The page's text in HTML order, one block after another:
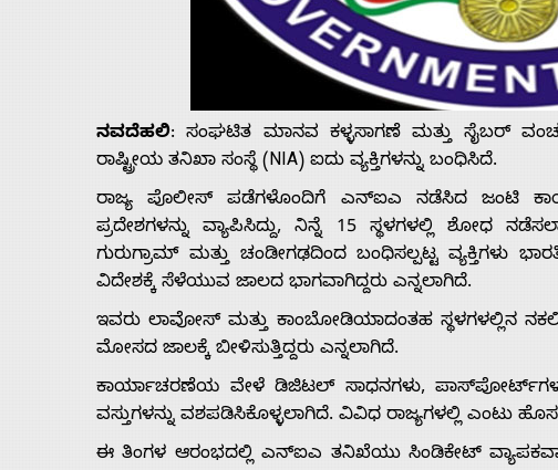
Advertise
Contact
ನವದೆಹಲಿ: ಸಂಘಟಿತ ಮಾನವ ಕಳ್ಳಸಾಗಣೆ ಮತ್ತು ಸೈಬರ್
ರಾಷ್ಟ್ರೀಯ ತನಿಖಾ ಸಂಸ್ಥೆ (NIA) ಐದು ವ್ಯಕ್ತಿಗಳನ್ನು ಬಂಧಿಸಿದೆ.
ರಾಜ್ಯ ಪೊಲೀಸ್ ಪಡೆಗಳೊಂದಿಗೆ ಎನ್‌ಐಎ ನಡೆಸಿದ ಜಂಟಿ
ಪ್ರದೇಶಗಳನ್ನು ವ್ಯಾಪಿಸಿದ್ದು, ನಿನ್ನೆ 15 ಸ್ಥಳಗಳಲ್ಲಿ ಶೋಧ
ಗುರುಗ್ರಾಮ್ ಮತ್ತು ಚಂಡೀಗಢದಿಂದ ಬಂಧಿಸಲ್ಪಟ್ಟ ವ್ಯಕ್ತಿಗಳು
ವಿದೇಶಕ್ಕೆ ಸೆಳೆಯುವ ಜಾಲದ ಭಾಗವಾಗಿದ್ದರು ಎನ್ನಲಾಗಿದೆ.
ಇವರು ಲಾವೋಸ್ ಮತ್ತು ಕಾಂಬೋಡಿಯಾದಂತಹ ಸ್ಥಳಗಳಲ್ಲಿನ
ಮೋಸದ ಜಾಲಕ್ಕೆ ಬೀಳಿಸುತ್ತಿದ್ದರು ಎನ್ನಲಾಗಿದೆ.
ಕಾರ್ಯಾಚರಣೆಯ ವೇಳೆ ಡಿಜಿಟಲ್ ಸಾಧನಗಳು,
ವಸ್ತುಗಳನ್ನು ವಶಪಡಿಸಿಕೊಳ್ಳಲಾಗಿದೆ. ವಿವಿಧ ರಾಜ್ಯಗಳಲ್ಲಿ ಎಂಟು
ಈ ತಿಂಗಳ ಆರಂಭದಲ್ಲಿ ಎನ್‌ಐಎ ತನಿಖೆಯು ಸಿಂಡಿಕೇಟ್ ವ್ಯಾಪಕವಾದ